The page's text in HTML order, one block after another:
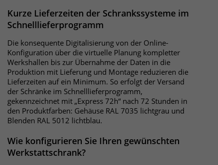
Kurze Lieferzeiten der Schrankssysteme im
Schnelllieferprogramm
Die konsequente Digitalisierung von der Online-
Konfiguration über die virtuelle Planung kompletter
Werkshallen bis zur Übernahme der Daten in die
Produktion mit Lieferung und Montage reduzieren die
Lieferzeiten auf ein Minimum. So erfolgt der Versand
der Schränke im Schnelllieferprogramm,
gekennzeichnet mit „Express 72h“ nach 72 Stunden in
den Produktfarben: Gehäuse RAL 7035 lichtgrau und
Blenden RAL 5012 lichtblau.
Wie konfigurieren Sie Ihren gewünschten
Werkstattschrank?
Zweck
Das Cookie wird von Matomo
instralliert. Das Cookie wird verwendet,
um Besucher-, Sitzungs- und
Kampagnendaten zu berechnen und
die Nutzung der Website für den
Analysebericht der Website zu
verfolgen. Die Cookies speichern
Informationen anonym und weisen
eine randoly generierte Nummer zu,
um eindeutige Besucher zu
identifizieren. Die Daten werde lokal
sind damit externen Unternehmen
unzugänglich.